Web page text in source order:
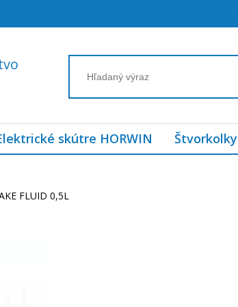
skútre HORWIN Štvorkolky
FLUID 0,5L